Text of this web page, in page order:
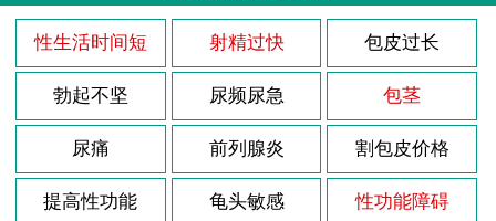
性生活时间短 射精过快 包皮过长
勃起不坚 尿频尿急 包茎
尿痛 前列腺炎 割包皮价格
提高性功能 龟头敏感 性功能障碍